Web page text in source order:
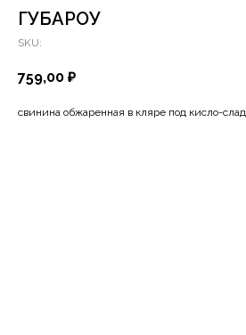
ГУБАРОУ
SKU:
759,00 ₽
свинина обжаренная в кляре под кисло-